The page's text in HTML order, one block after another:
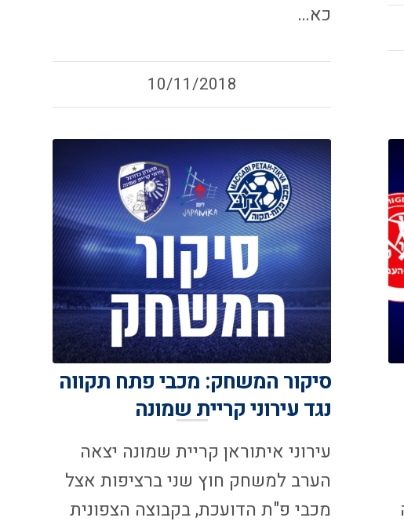
כא…
10/11/2018
סיקור המשחק: מכבי פתח תקווה
נגד עירוני קריית שמונה
עירוני איתוראן קריית שמונה יצאה
הערב למשחק חוץ שני ברציפות אצל
מכבי פ"ת הדועכת, בקבוצה הצפונית